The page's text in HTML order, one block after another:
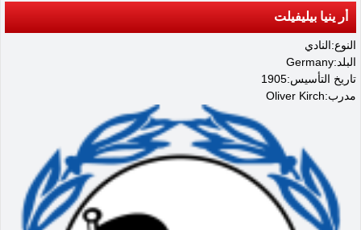
أر ينيا بيليفيلت
النوع:النادي
البلد:Germany
تاريخ التأسيس:1905
مدرب:Oliver Kirch